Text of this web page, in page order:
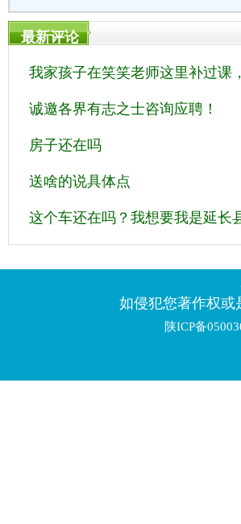
最新评论
我家孩子在笑笑老师这里补过课
诚邀各界有志之士咨询应聘！
房子还在吗
送啥的说具体点
这个车还在吗？我想要我是延长
如侵犯您著作权或
陕ICP备